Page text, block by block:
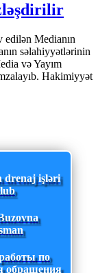
Medianın
səlahiyyətlərinin
və Yayım
Hakimiyyət
drenaj işləri
по
обращения